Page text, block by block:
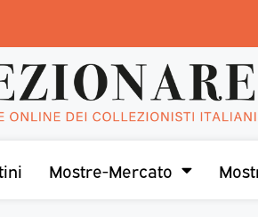
Mostre-Mercato